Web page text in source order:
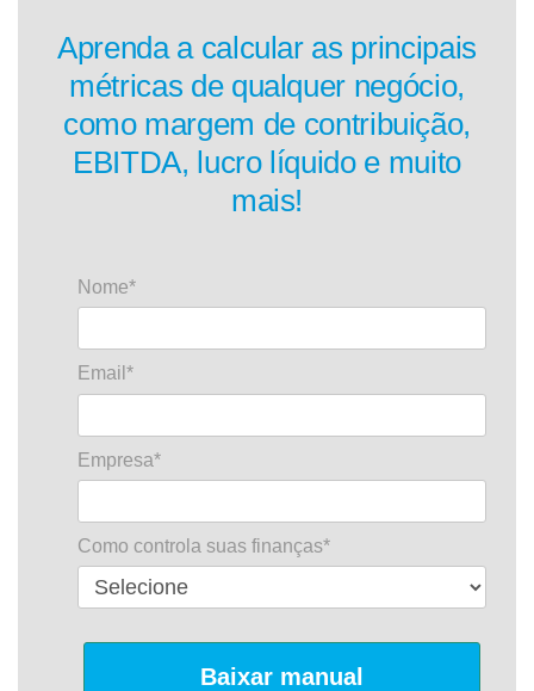
Aprenda a calcular as principais
métricas de qualquer negócio,
como margem de contribuição,
EBITDA, lucro líquido e muito
mais!
Nome*
Email*
Empresa*
Como controla suas finanças*
Baixar manual